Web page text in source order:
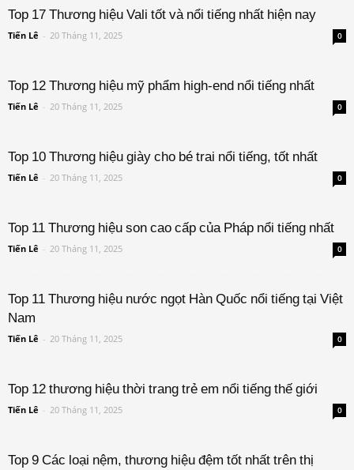
Top 17 Thương hiệu Vali tốt và nổi tiếng nhất hiện nay
Tiến Lê - 20 Tháng 11, 2025 0
Top 12 Thương hiệu mỹ phẩm high-end nổi tiếng nhất
Tiến Lê - 20 Tháng 11, 2025 0
Top 10 Thương hiệu giày cho bé trai nổi tiếng, tốt nhất
Tiến Lê - 20 Tháng 11, 2025 0
Top 11 Thương hiệu son cao cấp của Pháp nổi tiếng nhất
Tiến Lê - 20 Tháng 11, 2025 0
Top 11 Thương hiệu nước ngọt Hàn Quốc nổi tiếng tại Việt
Nam
Tiến Lê - 20 Tháng 11, 2025 0
Top 12 thương hiệu thời trang trẻ em nổi tiếng thế giới
Tiến Lê - 20 Tháng 11, 2025 0
Top 9 Các loại nệm, thương hiệu đệm tốt nhất trên thị